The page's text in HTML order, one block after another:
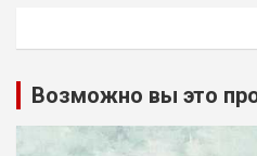
Возможно вы это